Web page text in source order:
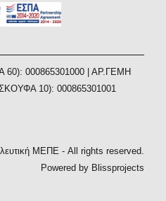
000865301000 | ΑΡ.ΓΕΜΗ
10): 000865301001
ΜΕΠΕ - All rights reserved.
Powered by Blissprojects